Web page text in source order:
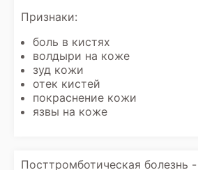
Признаки:
боль в кистях
волдыри на коже
зуд кожи
отек кистей
покраснение кожи
язвы на коже
Посттромботическая болезнь